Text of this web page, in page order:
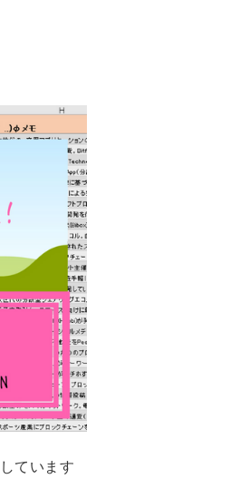
ています